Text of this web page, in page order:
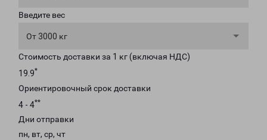
Введите вес
От 3000 кг
Стоимость доставки за 1 кг (включая НДС)
19.9*
Ориентировочный срок доставки
4 - 4**
Дни отправки
пн, вт, ср, чт